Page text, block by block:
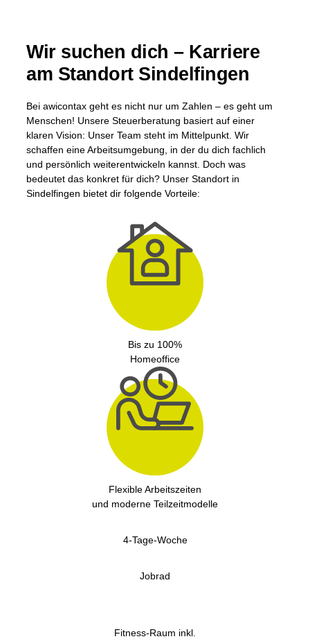
Wir suchen dich – Karriere
am Standort Sindelfingen
Bei awicontax geht es nicht nur um Zahlen – es geht um
Menschen! Unsere Steuerberatung basiert auf einer
klaren Vision: Unser Team steht im Mittelpunkt. Wir
schaffen eine Arbeitsumgebung, in der du dich fachlich
und persönlich weiterentwickeln kannst. Doch was
bedeutet das konkret für dich? Unser Standort in
Sindelfingen bietet dir folgende Vorteile:
Bis zu 100%
Homeoffice
Flexible Arbeitszeiten
und moderne Teilzeitmodelle
4-Tage-Woche
Jobrad
Fitness-Raum inkl.